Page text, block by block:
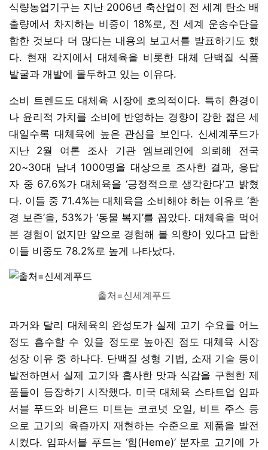
식량농업기구는 지난 2006년 축산업이 전 세계 탄소 배
출량에서 차지하는 비중이 18%로, 전 세계 운송수단을
합한 것보다 더 많다는 내용의 보고서를 발표하기도 했
다. 현재 각지에서 대체육을 비롯한 대체 단백질 식품
발굴과 개발에 몰두하고 있는 이유다.
소비 트렌드도 대체육 시장에 호의적이다. 특히 환경이
나 윤리적 가치를 소비에 반영하는 경향이 강한 젊은 세
대일수록 대체육에 높은 관심을 보인다. 신세계푸드가
지난 2월 여론 조사 기관 엠브레인에 의뢰해 전국
20~30대 남녀 1000명을 대상으로 조사한 결과, 응답
자 중 67.6%가 대체육을 ‘긍정적으로 생각한다’고 밝혔
다. 이들 중 71.4%는 대체육을 소비해야 하는 이유로 ‘환
경 보존’을, 53%가 ‘동물 복지’를 꼽았다. 대체육을 먹어
본 경험이 없지만 앞으로 경험해 볼 의향이 있다고 답한
이들 비중도 78.2%로 높게 나타났다.
출처=신세계푸드
과거와 달리 대체육의 완성도가 실제 고기 수요를 어느
정도 흡수할 수 있을 정도로 높아진 점도 대체육 시장
성장 이유 중 하나다. 단백질 성형 기법, 소재 기술 등이
발전하면서 실제 고기와 흡사한 맛과 식감을 구현한 제
품들이 등장하기 시작했다. 미국 대체육 스타트업 임파
서블 푸드와 비욘드 미트는 코코넛 오일, 비트 주스 등
으로 고기의 육즙까지 재현하는 수준으로 제품을 발전
시켰다. 임파서블 푸드는 ‘힘(Heme)’ 분자로 고기에 가